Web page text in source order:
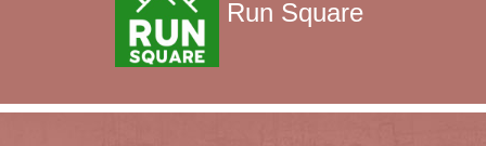
Run Square